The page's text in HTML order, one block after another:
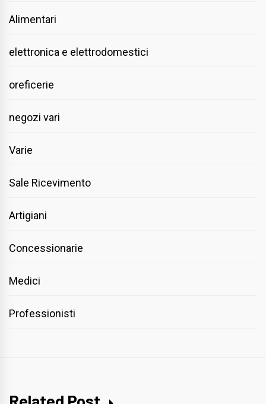
Alimentari
elettronica e elettrodomestici
oreficerie
negozi vari
Varie
Sale Ricevimento
Artigiani
Concessionarie
Medici
Professionisti